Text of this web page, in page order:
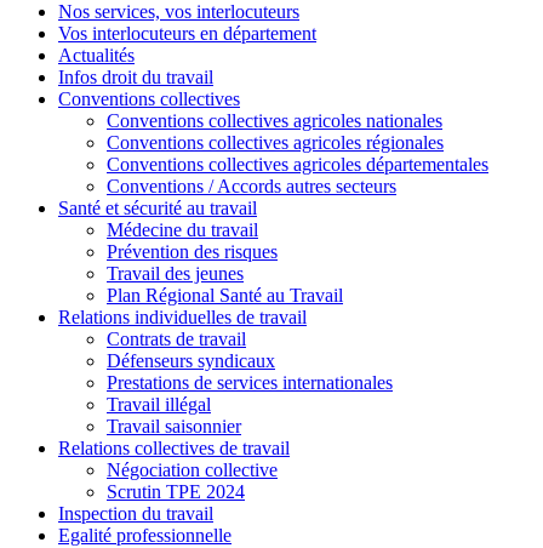
Nos services, vos interlocuteurs
Vos interlocuteurs en département
Actualités
Infos droit du travail
Conventions collectives
Conventions collectives agricoles nationales
Conventions collectives agricoles régionales
Conventions collectives agricoles départementales
Conventions / Accords autres secteurs
Santé et sécurité au travail
Médecine du travail
Prévention des risques
Travail des jeunes
Plan Régional Santé au Travail
Relations individuelles de travail
Contrats de travail
Défenseurs syndicaux
Prestations de services internationales
Travail illégal
Travail saisonnier
Relations collectives de travail
Négociation collective
Scrutin TPE 2024
Inspection du travail
Egalité professionnelle